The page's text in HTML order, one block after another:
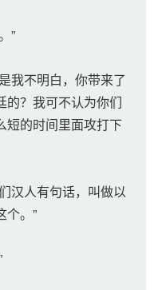
”
我不明白，你带来了
的？我可不认为你们
短的时间里面攻打下
汉人有句话，叫做以
个。”